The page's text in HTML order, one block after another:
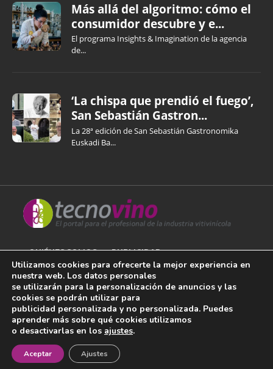
Más allá del algoritmo: cómo el
consumidor descubre y e...
El programa Insights & Imagination de la agencia
de...
‘La chispa que prendió el fuego’,
San Sebastián Gastron...
La 28ª edición de San Sebastián Gastronomika
Euskadi Ba...
QUIÉNES SOMOS PUBLICIDAD
AVISO LEGAL
POLÍTICA DE COOKIES
POLÍTICA DE PRIVACIDAD
CONTACTO¡Newsletter!
Utilizamos cookies para ofrecerte la mejor experiencia en
nuestra web. Los datos personales
se utilizarán para la personalización de anuncios y las
cookies se podrán utilizar para
publicidad personalizada y no personalizada. Puedes
aprender más sobre qué cookies utilizamos
o desactivarlas en los ajustes.
Aceptar Ajustes